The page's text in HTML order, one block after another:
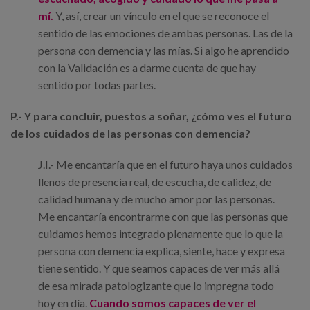
mí. Y, así, crear un vínculo en el que se reconoce el
sentido de las emociones de ambas personas. Las de la
persona con demencia y las mías. Si algo he aprendido
con la Validación es a darme cuenta de que hay
sentido por todas partes.
P.- Y para concluir, puestos a soñar, ¿cómo ves el futuro
de los cuidados de las personas con demencia?
J.I.- Me encantaría que en el futuro haya unos cuidados
llenos de presencia real, de escucha, de calidez, de
calidad humana y de mucho amor por las personas.
Me encantaría encontrarme con que las personas que
cuidamos hemos integrado plenamente que lo que la
persona con demencia explica, siente, hace y expresa
tiene sentido. Y que seamos capaces de ver más allá
de esa mirada patologizante que lo impregna todo
hoy en día. Cuando somos capaces de ver el